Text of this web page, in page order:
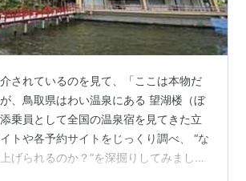
されているのを見て、「ここは本物だ
、鳥取県はわい温泉にある 望湖楼（ぼ
乗員として全国の温泉宿を見てきた立
トや各予約サイトをじっくり調べ、 “な
げられるのか？”を深掘りしてみました